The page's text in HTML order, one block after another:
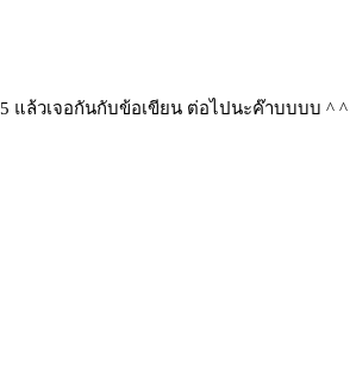
แล้วเจอกันกับข้อเขียน ต่อไปนะค๊าบบบบ ^ ^